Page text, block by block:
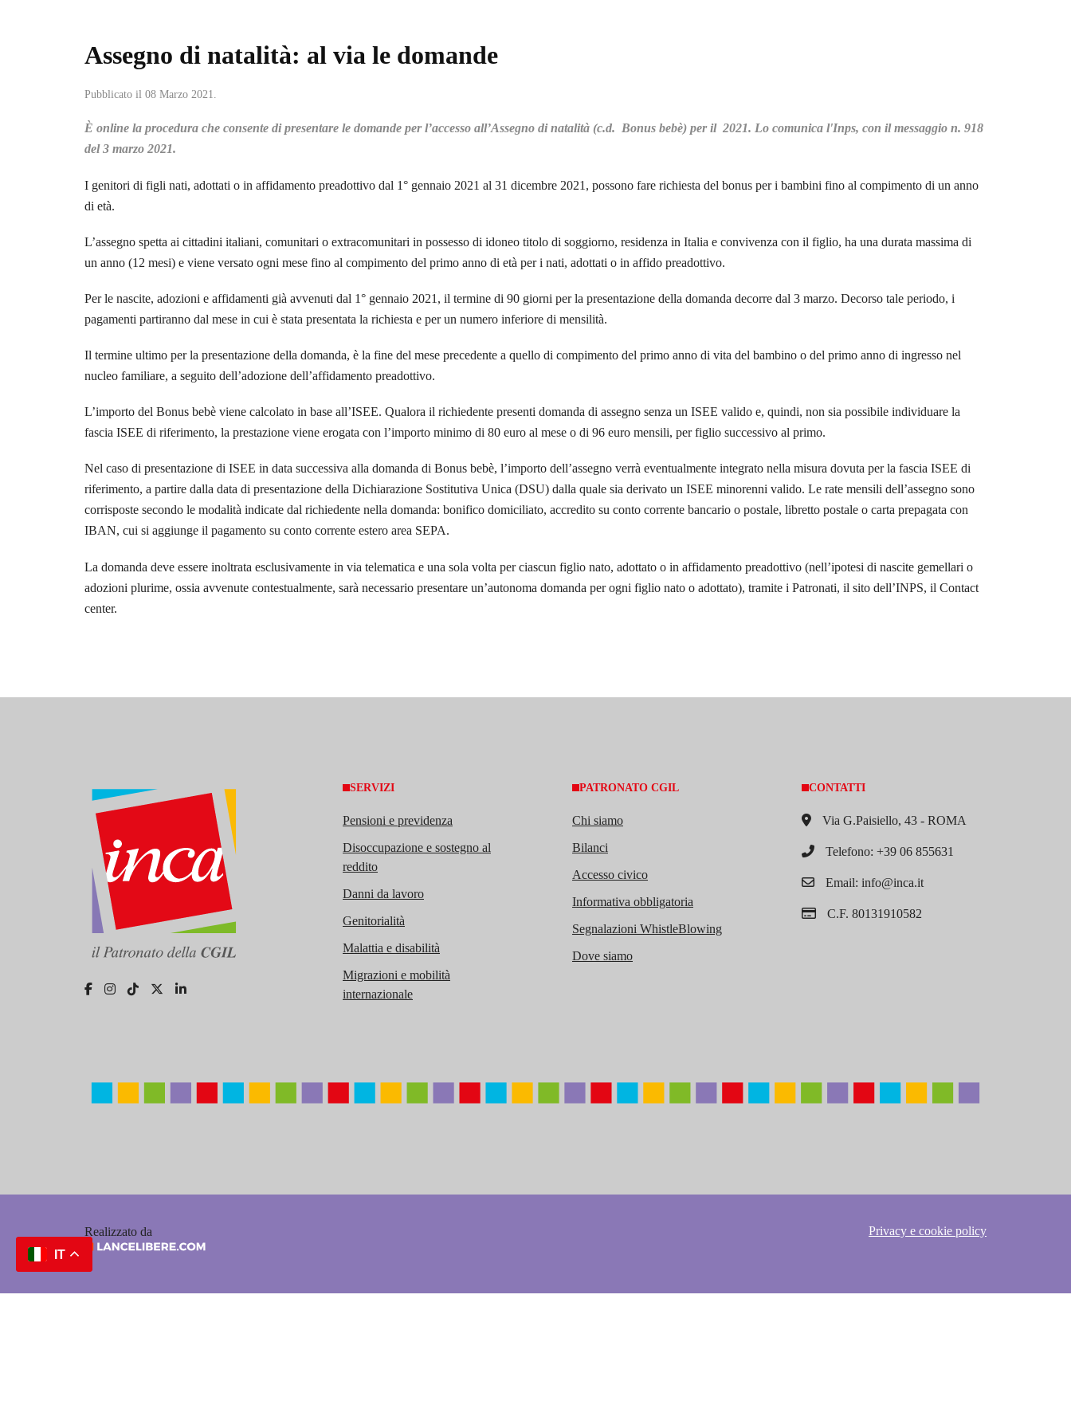
Assegno di natalità: al via le domande
Pubblicato il 08 Marzo 2021.
È online la procedura che consente di presentare le domande per l’accesso all’Assegno di natalità (c.d. Bonus bebè) per il 2021. Lo comunica l'Inps, con il messaggio n. 918
del 3 marzo 2021.
I genitori di figli nati, adottati o in affidamento preadottivo dal 1° gennaio 2021 al 31 dicembre 2021, possono fare richiesta del bonus per i bambini fino al compimento di un anno
di età.
L’assegno spetta ai cittadini italiani, comunitari o extracomunitari in possesso di idoneo titolo di soggiorno, residenza in Italia e convivenza con il figlio, ha una durata massima di
un anno (12 mesi) e viene versato ogni mese fino al compimento del primo anno di età per i nati, adottati o in affido preadottivo.
Per le nascite, adozioni e affidamenti già avvenuti dal 1° gennaio 2021, il termine di 90 giorni per la presentazione della domanda decorre dal 3 marzo. Decorso tale periodo, i
pagamenti partiranno dal mese in cui è stata presentata la richiesta e per un numero inferiore di mensilità.
Il termine ultimo per la presentazione della domanda, è la fine del mese precedente a quello di compimento del primo anno di vita del bambino o del primo anno di ingresso nel
nucleo familiare, a seguito dell’adozione dell’affidamento preadottivo.
L’importo del Bonus bebè viene calcolato in base all’ISEE. Qualora il richiedente presenti domanda di assegno senza un ISEE valido e, quindi, non sia possibile individuare la
fascia ISEE di riferimento, la prestazione viene erogata con l’importo minimo di 80 euro al mese o di 96 euro mensili, per figlio successivo al primo.
Nel caso di presentazione di ISEE in data successiva alla domanda di Bonus bebè, l’importo dell’assegno verrà eventualmente integrato nella misura dovuta per la fascia ISEE di
riferimento, a partire dalla data di presentazione della Dichiarazione Sostitutiva Unica (DSU) dalla quale sia derivato un ISEE minorenni valido. Le rate mensili dell’assegno sono
corrisposte secondo le modalità indicate dal richiedente nella domanda: bonifico domiciliato, accredito su conto corrente bancario o postale, libretto postale o carta prepagata con
IBAN, cui si aggiunge il pagamento su conto corrente estero area SEPA.
La domanda deve essere inoltrata esclusivamente in via telematica e una sola volta per ciascun figlio nato, adottato o in affidamento preadottivo (nell’ipotesi di nascite gemellari o
adozioni plurime, ossia avvenute contestualmente, sarà necessario presentare un’autonoma domanda per ogni figlio nato o adottato), tramite i Patronati, il sito dell’INPS, il Contact
center.
SERVIZI
Pensioni e previdenza
Disoccupazione e sostegno al
reddito
Danni da lavoro
Genitorialità
Malattia e disabilità
Migrazioni e mobilità
internazionale
PATRONATO CGIL
Chi siamo
Bilanci
Accesso civico
Informativa obbligatoria
Segnalazioni WhistleBlowing
Dove siamo
CONTATTI
Via G.Paisiello, 43 - ROMA
Telefono: +39 06 855631
Email: info@inca.it
C.F. 80131910582
Realizzato da
Privacy e cookie policy
IT